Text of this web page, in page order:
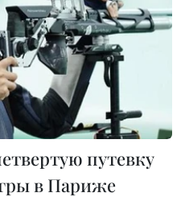
путевку
в Париже